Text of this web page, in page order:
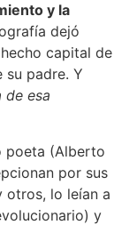
y la
dejó
capital de
su padre. Y
de esa
poeta (Alberto
por sus
otros, lo leían a
y